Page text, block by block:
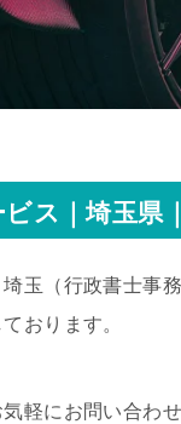
ス｜埼玉県
玉 （行政書士事
おります。
軽にお問い合わせ